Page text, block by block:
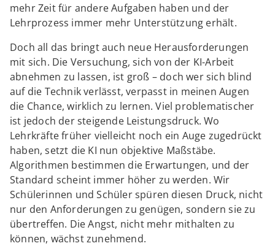
mehr Zeit für andere Aufgaben haben und der
Lehrprozess immer mehr Unterstützung erhält.
Doch all das bringt auch neue Herausforderungen
mit sich. Die Versuchung, sich von der KI-Arbeit
abnehmen zu lassen, ist groß – doch wer sich blind
auf die Technik verlässt, verpasst in meinen Augen
die Chance, wirklich zu lernen. Viel problematischer
ist jedoch der steigende Leistungsdruck. Wo
Lehrkräfte früher vielleicht noch ein Auge zugedrückt
haben, setzt die KI nun objektive Maßstäbe.
Algorithmen bestimmen die Erwartungen, und der
Standard scheint immer höher zu werden. Wir
Schülerinnen und Schüler spüren diesen Druck, nicht
nur den Anforderungen zu genügen, sondern sie zu
übertreffen. Die Angst, nicht mehr mithalten zu
können, wächst zunehmend.